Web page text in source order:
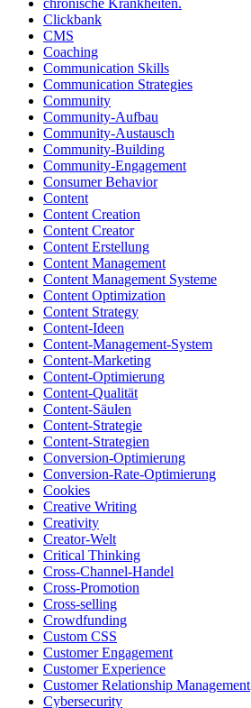
chronische Krankheiten.
Clickbank
CMS
Coaching
Communication Skills
Communication Strategies
Community
Community-Aufbau
Community-Austausch
Community-Building
Community-Engagement
Consumer Behavior
Content
Content Creation
Content Creator
Content Erstellung
Content Management
Content Management Systeme
Content Optimization
Content Strategy
Content-Ideen
Content-Management-System
Content-Marketing
Content-Optimierung
Content-Qualität
Content-Säulen
Content-Strategie
Content-Strategien
Conversion-Optimierung
Conversion-Rate-Optimierung
Cookies
Creative Writing
Creativity
Creator-Welt
Critical Thinking
Cross-Channel-Handel
Cross-Promotion
Cross-selling
Crowdfunding
Custom CSS
Customer Engagement
Customer Experience
Customer Relationship Management
Cybersecurity